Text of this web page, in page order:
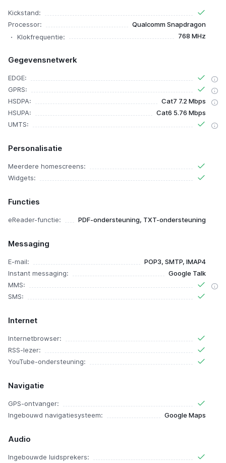
Kickstand:
Processor:
Qualcomm Snapdragon
Klokfrequentie:
768 MHz
Gegevensnetwerk
EDGE:
GPRS:
HSDPA:
Cat7 7.2 Mbps
HSUPA:
Cat6 5.76 Mbps
UMTS:
Personalisatie
Meerdere homescreens:
Widgets:
Functies
eReader-functie: PDF-ondersteuning, TXT-ondersteuning
Messaging
E-mail:
POP3, SMTP, IMAP4
Instant messaging:
Google Talk
MMS:
SMS:
Internet
Internetbrowser:
RSS-lezer:
YouTube-ondersteuning:
Navigatie
GPS-ontvanger:
Ingebouwd navigatiesysteem:
Google Maps
Audio
Ingebouwde luidsprekers: